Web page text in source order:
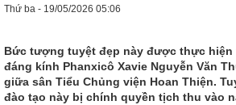
Thứ ba - 19/05/2026 05:06
Bức tượng tuyệt đẹp này được thực hiện
đáng kính Phanxicô Xavie Nguyễn Văn
giữa sân Tiểu Chủng viện Hoan Thiện.
đào tạo này bị chính quyền tịch thu vào